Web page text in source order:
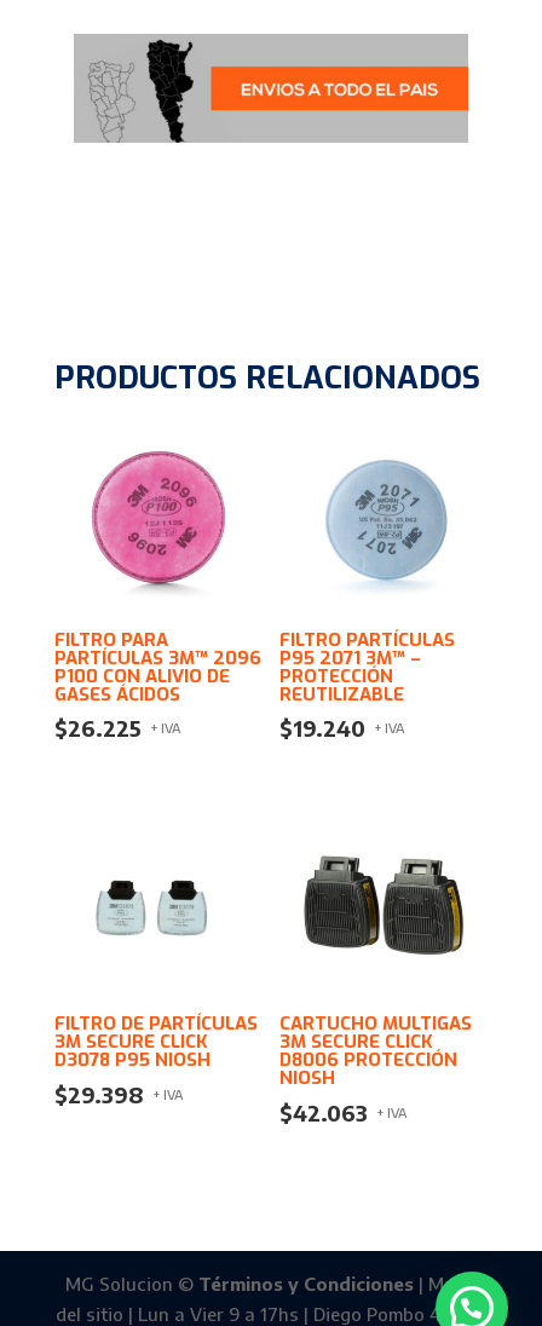
PRODUCTOS RELACIONADOS
FILTRO PARA
PARTÍCULAS 3M™ 2096
P100 CON ALIVIO DE
GASES ÁCIDOS
$26.225 + IVA
FILTRO PARTÍCULAS
P95 2071 3M™ –
PROTECCIÓN
REUTILIZABLE
$19.240 + IVA
FILTRO DE PARTÍCULAS
3M SECURE CLICK
D3078 P95 NIOSH
$29.398 + IVA
CARTUCHO MULTIGAS
3M SECURE CLICK
D8006 PROTECCIÓN
NIOSH
$42.063 + IVA
MG Solucion © Términos y Condiciones| Mapa
del sitio | Lun a Vier 9 a 17hs | Diego Pombo 4588 -